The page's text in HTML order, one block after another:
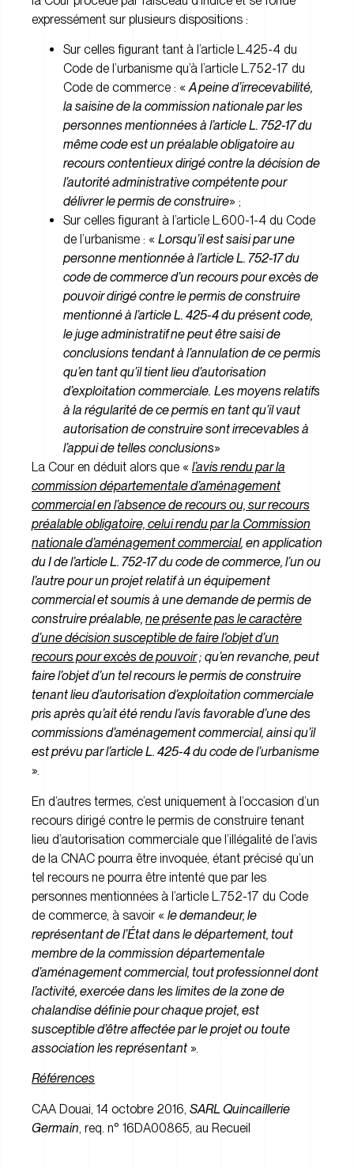
expressément sur plusieurs dispositions :
Sur celles figurant tant à l’article L.425-4 du
Code de l’urbanisme qu’à l’article L.752-17 du
Code de commerce : «A peine d’irrecevabilité,
la saisine de la commission nationale par les
personnes mentionnées à l’article L. 752-17 du
même code est un préalable obligatoire au
recours contentieux dirigé contre la décision de
l’autorité administrative compétente pour
délivrer le permis de construire» ;
Sur celles figurant à l’article L.600-1-4 du Code
de l’urbanisme : « Lorsqu’il est saisi par une
personne mentionnée à l’article L. 752-17 du
code de commerce d’un recours pour excès de
pouvoir dirigé contre le permis de construire
mentionné à l’article L. 425-4 du présent code,
le juge administratif ne peut être saisi de
conclusions tendant à l’annulation de ce permis
qu’en tant qu’il tient lieu d’autorisation
d’exploitation commerciale. Les moyens relatifs
à la régularité de ce permis en tant qu’il vaut
autorisation de construire sont irrecevables à
l’appui de telles conclusions»
La Cour en déduit alors que « l’avis rendu par la
commission départementale d’aménagement
commercial en l’absence de recours ou, sur recours
préalable obligatoire, celui rendu par la Commission
nationale d’aménagement commercial, en application
du I de l’article L. 752-17 du code de commerce, l’un ou
l’autre pour un projet relatif à un équipement
commercial et soumis à une demande de permis de
construire préalable, ne présente pas le caractère
d’une décision susceptible de faire l’objet d’un
recours pour excès de pouvoir; qu’en revanche, peut
faire l’objet d’un tel recours le permis de construire
tenant lieu d’autorisation d’exploitation commerciale
pris après qu’ait été rendu l’avis favorable d’une des
commissions d’aménagement commercial, ainsi qu’il
est prévu par l’article L. 425-4 du code de l’urbanisme
».
En d’autres termes, c’est uniquement à l’occasion d’un
recours dirigé contre le permis de construire tenant
lieu d’autorisation commerciale que l’illégalité de l’avis
de la CNAC pourra être invoquée, étant précisé qu’un
tel recours ne pourra être intenté que par les
personnes mentionnées à l’article L.752-17 du Code
de commerce, à savoir « le demandeur, le
représentant de l’État dans le département, tout
membre de la commission départementale
d’aménagement commercial, tout professionnel dont
l’activité, exercée dans les limites de la zone de
chalandise définie pour chaque projet, est
susceptible d’être affectée par le projet ou toute
association les représentant ».
Références
CAA Douai, 14 octobre 2016, SARL Quincaillerie
Germain , req. n° 16DA00865, au Recueil